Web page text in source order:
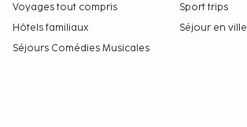
Voyages tout compris
Sport trips
Hôtels familiaux
Séjour en ville
Séjours Comédies Musicales